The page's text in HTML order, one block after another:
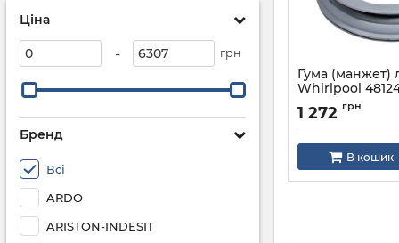
Ціна
- грн
Бренд
Всі
ARDO
ARISTON-INDESIT
Гума (манжет)
Whirlpool
для пральної
Артикул:
1 272 грн
В кошик